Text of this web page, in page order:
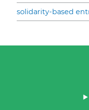
solidarity-based